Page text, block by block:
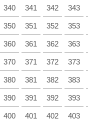
340 341 342 343
350 351 352 353
360 361 362 363
370 371 372 373
380 381 382 383
390 391 392 393
400 401 402 403